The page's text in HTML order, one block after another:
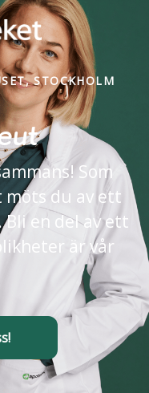
STOCKHOLM
Som
du av ett
en del av ett
är vår